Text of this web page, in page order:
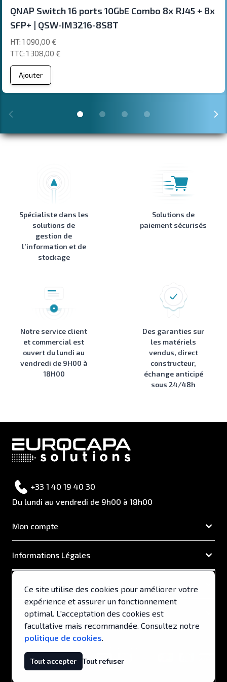
QNAP Switch 16 ports 10GbE Combo 8x RJ45 + 8x
SFP+ | QSW-IM3216-8S8T
1 308,00 €
1 090,00 €
Ajouter
Spécialiste dans les
solutions de
gestion de
l’information et de
stockage
Solutions de
paiement sécurisés
Notre service client
et commercial est
ouvert du lundi au
vendredi de 9H00 à
18H00
Des garanties sur
les matériels
vendus, direct
constructeur,
échange anticipé
sous 24/48h
+33 1 40 19 40 30
Du lundi au vendredi de 9h00 à 18h00
Mon compte
Informations Légales
Support & Services
Ce site utilise des cookies pour améliorer votre
expérience et assurer un fonctionnement
optimal. L'acceptation des cookies est
facultative mais recommandée. Consultez notre
politique de cookies.
Tout accepter Tout refuser